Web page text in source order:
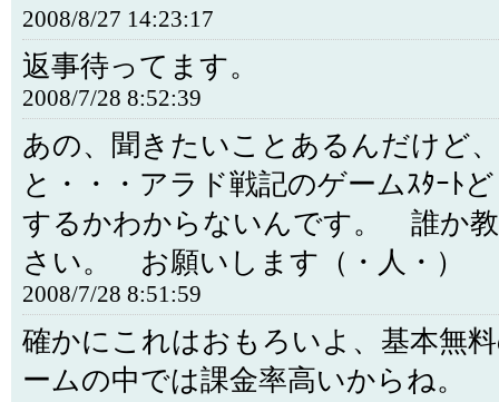
2008/8/27 14:23:17
返事待ってます。
2008/7/28 8:52:39
あの、聞きたいことあるんだけど
と・・・アラド戦記のゲームｽﾀｰﾄ
するかわからないんです。 誰か
さい。 お願いします（・人・）
2008/7/28 8:51:59
確かにこれはおもろいよ、基本無
ームの中では課金率高いからね。